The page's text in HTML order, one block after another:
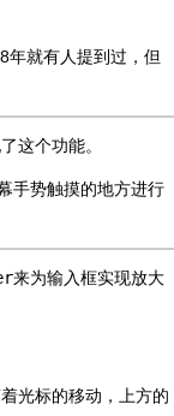
年就有人提到过，但
这个功能。
手势触摸的地方进行
来为输入框实现放大
光标的移动，上方的